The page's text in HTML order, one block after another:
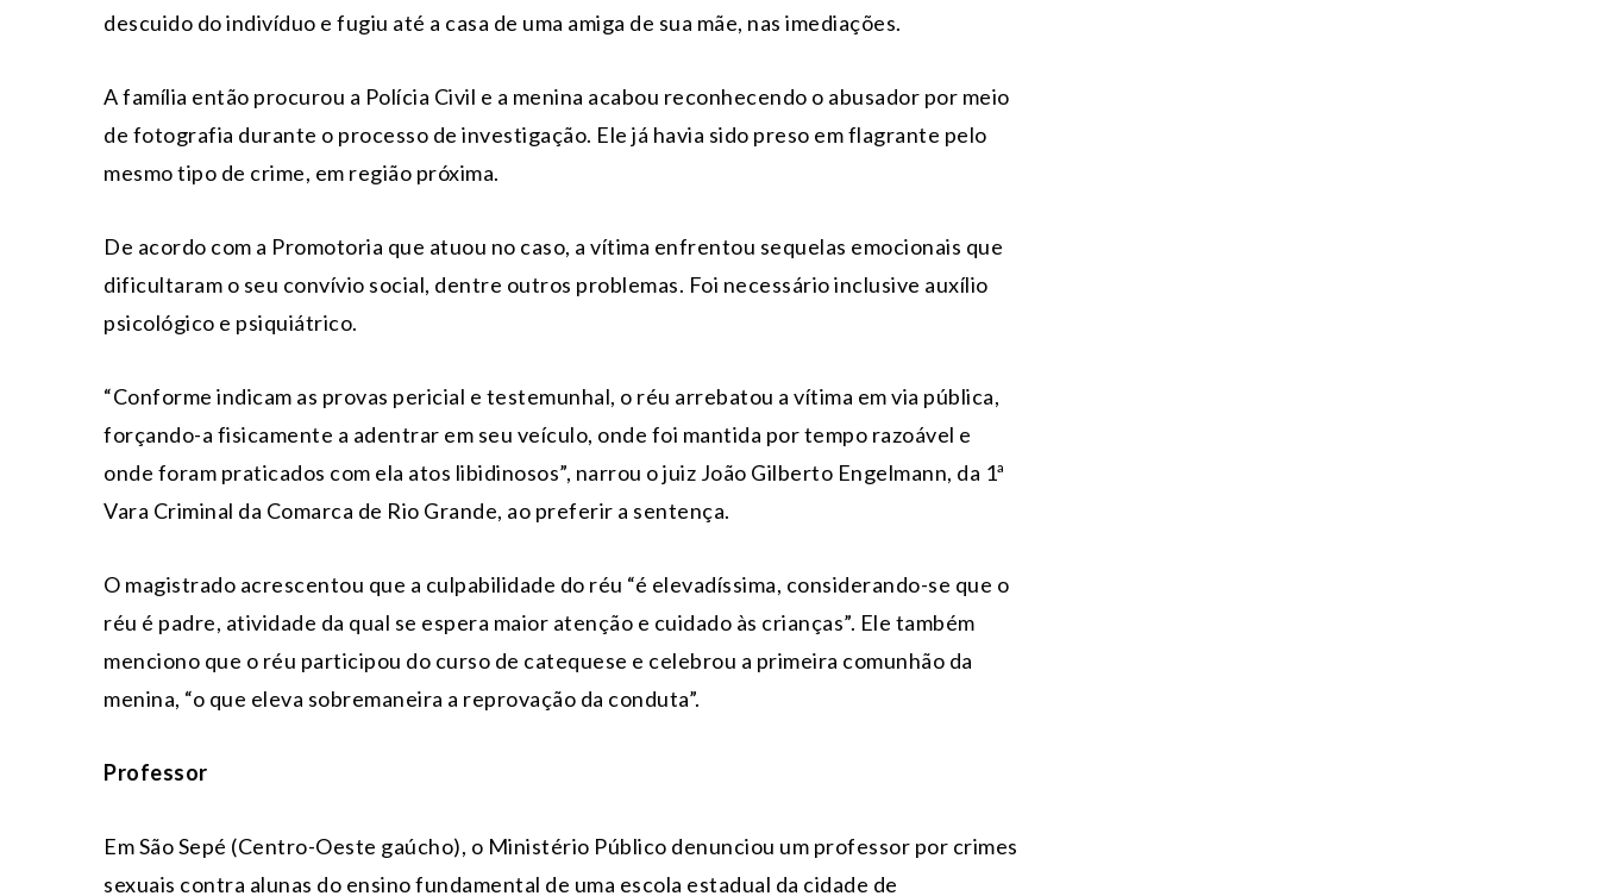
descuido do indivíduo e fugiu até a casa de uma amiga de sua mãe, nas imediações.
A família então procurou a Polícia Civil e a menina acabou reconhecendo o abusador por meio
de fotografia durante o processo de investigação. Ele já havia sido preso em flagrante pelo
mesmo tipo de crime, em região próxima.
De acordo com a Promotoria que atuou no caso, a vítima enfrentou sequelas emocionais que
dificultaram o seu convívio social, dentre outros problemas. Foi necessário inclusive auxílio
psicológico e psiquiátrico.
“Conforme indicam as provas pericial e testemunhal, o réu arrebatou a vítima em via pública,
forçando-a fisicamente a adentrar em seu veículo, onde foi mantida por tempo razoável e
onde foram praticados com ela atos libidinosos”, narrou o juiz João Gilberto Engelmann, da 1ª
Vara Criminal da Comarca de Rio Grande, ao preferir a sentença.
O magistrado acrescentou que a culpabilidade do réu “é elevadíssima, considerando-se que o
réu é padre, atividade da qual se espera maior atenção e cuidado às crianças”. Ele também
menciono que o réu participou do curso de catequese e celebrou a primeira comunhão da
menina, “o que eleva sobremaneira a reprovação da conduta”.
Professor
Em São Sepé (Centro-Oeste gaúcho), o Ministério Público denunciou um professor por crimes
sexuais contra alunas do ensino fundamental de uma escola estadual da cidade de